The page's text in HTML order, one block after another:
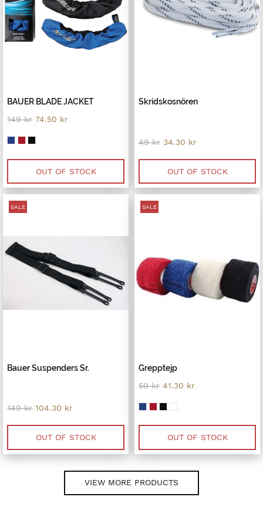
BAUER BLADE JACKET
149kr Original
was:
149 kr.
74.50 krCurrent
OUT OF STOCK
Skridskosnören
49kr Original
was:
49 kr.
34.30 krCurrent
is:
34.30 kr.
OUT OF STOCK
SALE
Bauer Suspenders Sr.
149kr Original
was:
149 kr.
104.30 krCurrent
is:
104.30 kr.
OUT OF STOCK
SALE
Grepptejp
59kr Original
was:
59 kr.
41.30 krCurrent
OUT OF STOCK
VIEW MORE PRODUCTS